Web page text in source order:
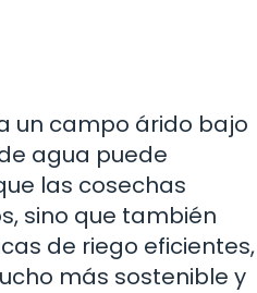
un campo árido bajo
agua puede
las cosechas
sino que también
de riego eficientes,
más sostenible y